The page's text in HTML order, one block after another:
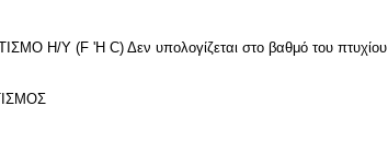
Η/Υ (F 'Η C) Δεν υπολογίζεται στο βαθμό του πτυχίου